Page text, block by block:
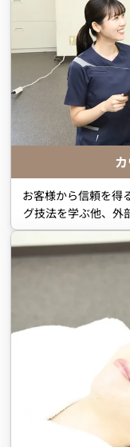
お客様から信頼を得
グ技法を学ぶ他、外